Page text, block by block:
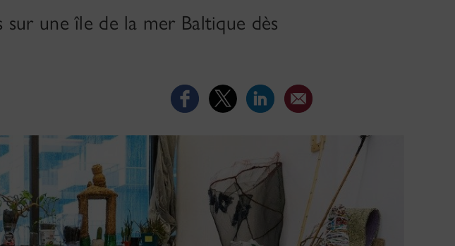
sur une île de la mer Baltique dès